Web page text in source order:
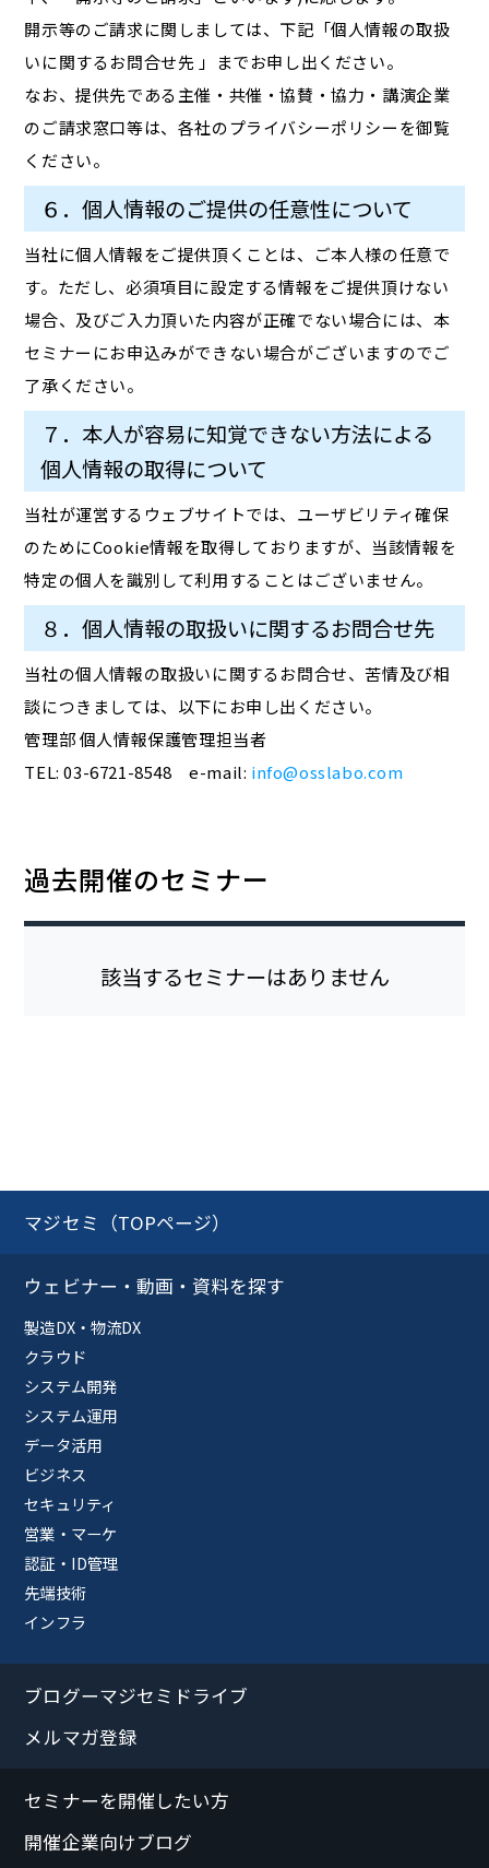
開示等のご請求に関しましては、下記「個人情報の取扱
いに関するお問合せ先 」までお申し出ください。
なお、提供先である主催・共催・協賛・協力・講演企業
のご請求窓口等は、各社のプライバシーポリシーを御覧
ください。
６．個人情報のご提供の任意性について
当社に個人情報をご提供頂くことは、ご本人様の任意で
す。ただし、必須項目に設定する情報をご提供頂けない
場合、及びご入力頂いた内容が正確でない場合には、本
セミナーにお申込みができない場合がございますのでご
了承ください。
７．本人が容易に知覚できない方法による
個人情報の取得について
当社が運営するウェブサイトでは、ユーザビリティ確保
のためにCookie情報を取得しておりますが、当該情報を
特定の個人を識別して利用することはございません。
８．個人情報の取扱いに関するお問合せ先
当社の個人情報の取扱いに関するお問合せ、苦情及び相
談につきましては、以下にお申し出ください。
管理部 個人情報保護管理担当者
TEL: 03-6721-8548 e-mail: info@osslabo.com
過去開催のセミナー
該当するセミナーはありません
マジセミ（TOPページ）
ウェビナー・動画・資料を探す
製造DX・物流DX
クラウド
システム開発
システム運用
データ活用
ビジネス
セキュリティ
営業・マーケ
認証・ID管理
先端技術
インフラ
ブログーマジセミドライブ
メルマガ登録
セミナーを開催したい方
開催企業向けブログ